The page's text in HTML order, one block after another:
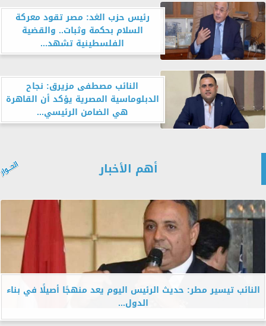
رئيس حزب الغد: مصر تقود معركة
السلام بحكمة وثبات.. والقضية
الفلسطينية تشهد...
النائب مصطفى مزيرق: نجاح
الدبلوماسية المصرية يؤكد أن القاهرة
هي الضامن الرئيسي...
أهم الأخبار
النائب تيسير مطر: حديث الرئيس اليوم يعد منهجًا أصيلًا في بناء
الدول...